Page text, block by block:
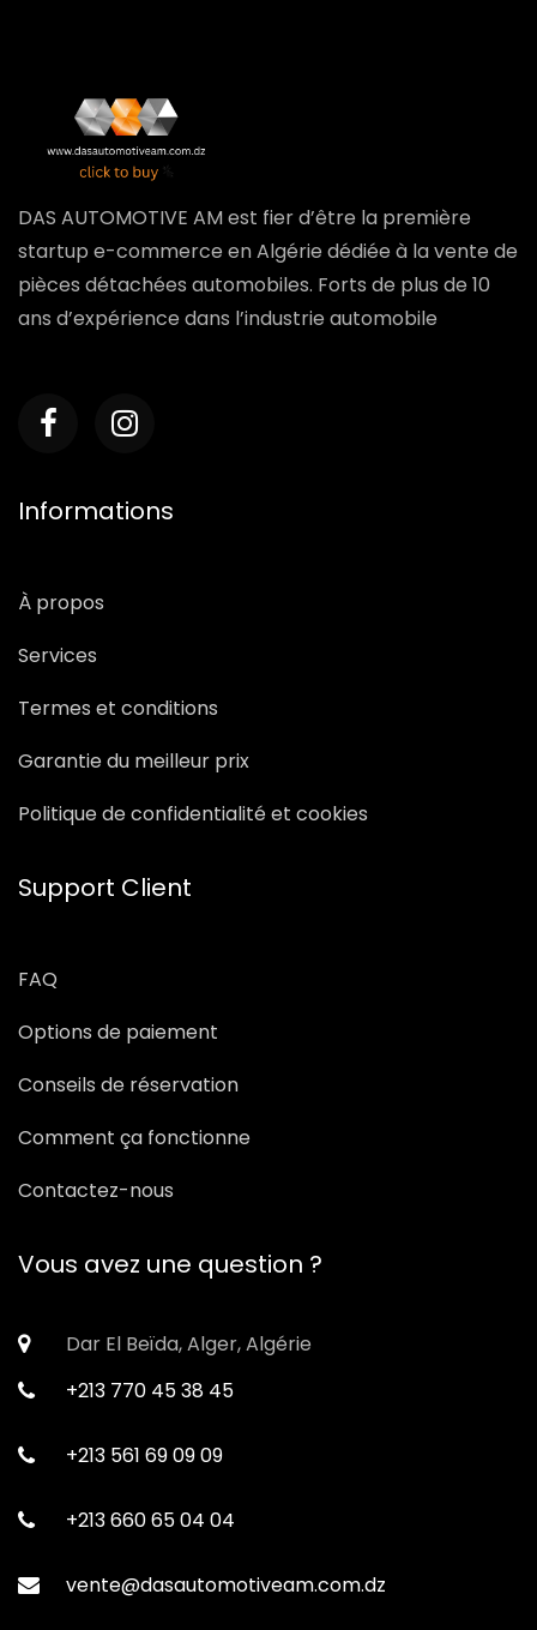
DAS AUTOMOTIVE AM est fier d’être la première
startup e-commerce en Algérie dédiée à la vente de
pièces détachées automobiles. Forts de plus de 10
ans d’expérience dans l’industrie automobile
Informations
À propos
Services
Termes et conditions
Garantie du meilleur prix
Politique de confidentialité et cookies
Support Client
FAQ
Options de paiement
Conseils de réservation
Comment ça fonctionne
Contactez-nous
Vous avez une question ?
Dar El Beïda, Alger, Algérie
+213 770 45 38 45
+213 561 69 09 09
+213 660 65 04 04
vente@dasautomotiveam.com.dz